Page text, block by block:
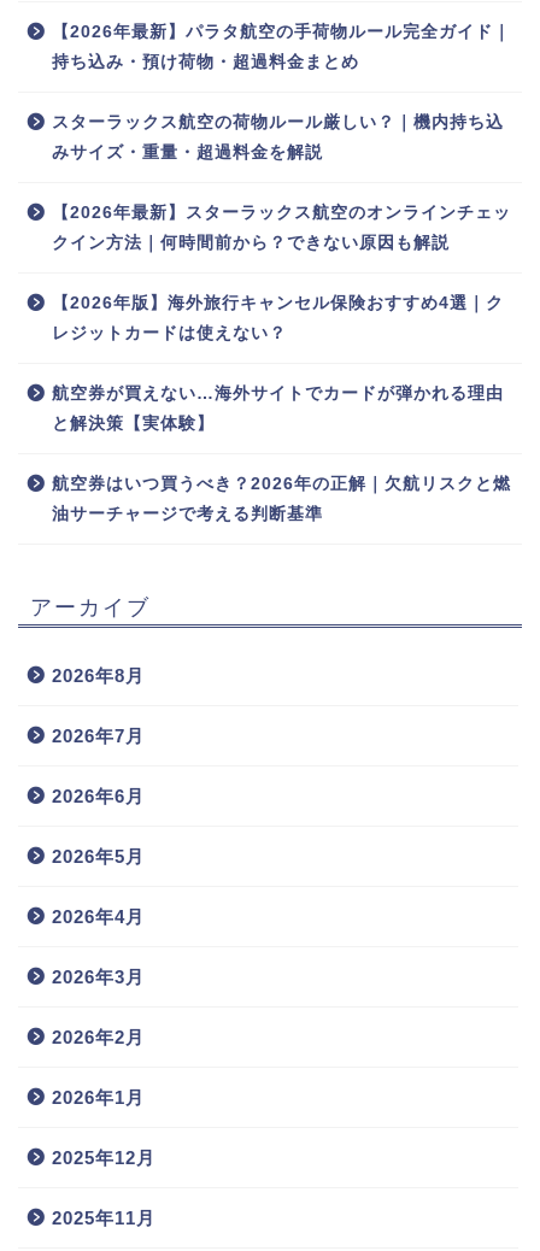
【2026年最新】パラタ航空の手荷物ルール完全ガイド｜
持ち込み・預け荷物・超過料金まとめ
スターラックス航空の荷物ルール厳しい？｜機内持ち込
みサイズ・重量・超過料金を解説
【2026年最新】スターラックス航空のオンラインチェッ
クイン方法｜何時間前から？できない原因も解説
【2026年版】海外旅行キャンセル保険おすすめ4選｜ク
レジットカードは使えない？
航空券が買えない…海外サイトでカードが弾かれる理由
と解決策【実体験】
航空券はいつ買うべき？2026年の正解｜欠航リスクと燃
油サーチャージで考える判断基準
アーカイブ
2026年8月
2026年7月
2026年6月
2026年5月
2026年4月
2026年3月
2026年2月
2026年1月
2025年12月
2025年11月